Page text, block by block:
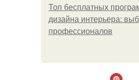
Топ бесплатных
дизайна интерьера:
профессионалов